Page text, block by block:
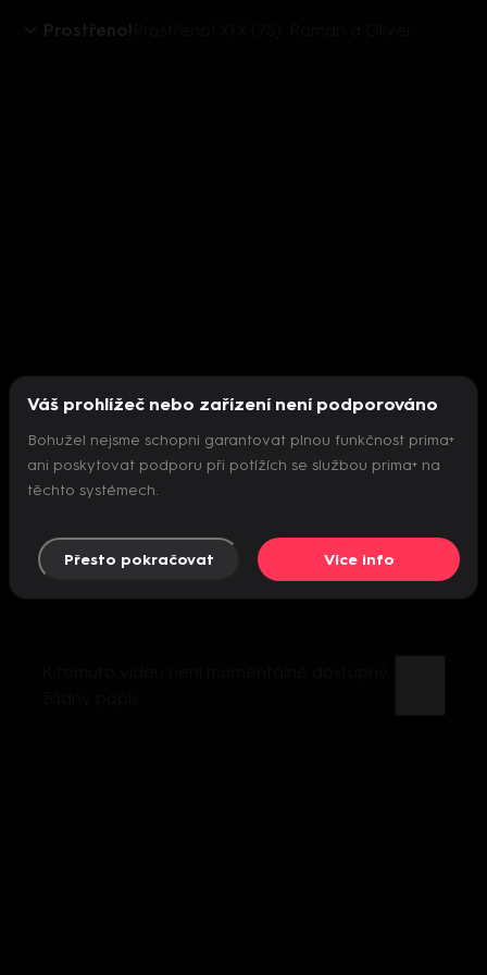
Prostřeno!
Nepodařilo se inicializovat přehrávač
Váš prohlížeč nebo zařízení není podporováno
Bohužel nejsme schopni garantovat plnou funkčnost prima+
ani poskytovat podporu při potížích se službou prima+ na
těchto systémech.
Přesto pokračovat Více info